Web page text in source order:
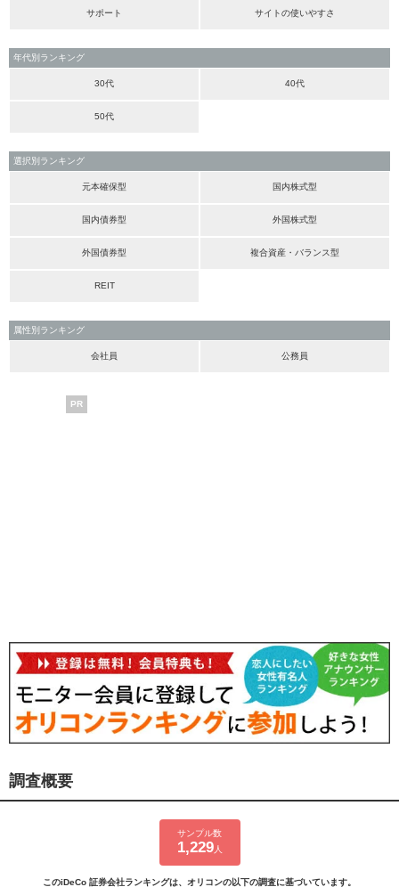
サポート サイトの使いやすさ
年代別ランキング
30代 40代
50代
選択別ランキング
元本確保型 国内株式型
国内債券型 外国株式型
外国債券型 複合資産・バランス型
REIT
属性別ランキング
会社員 公務員
PR
調査概要
サンプル数
1,229人
このiDeCo 証券会社ランキングは、オリコンの以下の調査に基づいています。